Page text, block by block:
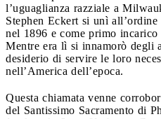
l’uguaglianza razziale a
Stephen Eckert si unì
nel 1896 e come primo
Mentre era lì si innamorò degli
desiderio di servire le loro
nell’America dell’epoca.
Questa chiamata venne
del Santissimo Sacramento di